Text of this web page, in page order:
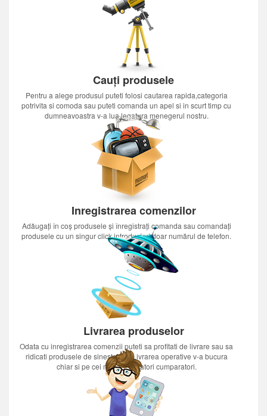
Cauți produsele
Pentru a alege produsul puteti folosi cautarea rapida,categoria
potrivita si comoda sau puteti comanda un apel si in scurt timp cu
dumneavoastra v-a lua legatura menegerul nostru.
Inregistrarea comenzilor
Adăugați în coș produsele și înregistrați comanda sau comandați
produsele cu un singur click introducînd doar numărul de telefon.
Livrarea produselor
Odata cu inregistrarea comenzii puteti sa profitati de livrare sau sa
ridicati produsele de sinestatator.Livrarea operative v-a bucura
chiar si pe cei mai nerabdatori cumparatori.